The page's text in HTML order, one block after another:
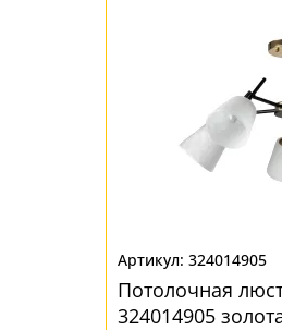
324014905
Потолочная
324014905